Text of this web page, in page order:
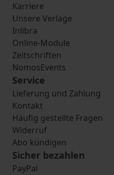
Karriere
Unsere Verlage
Inlibra
Online-Module
Zeitschriften
NomosEvents
Service
Lieferung und Zahlung
Kontakt
Häufig gestellte Fragen
Widerruf
Abo kündigen
Sicher bezahlen
PayPal